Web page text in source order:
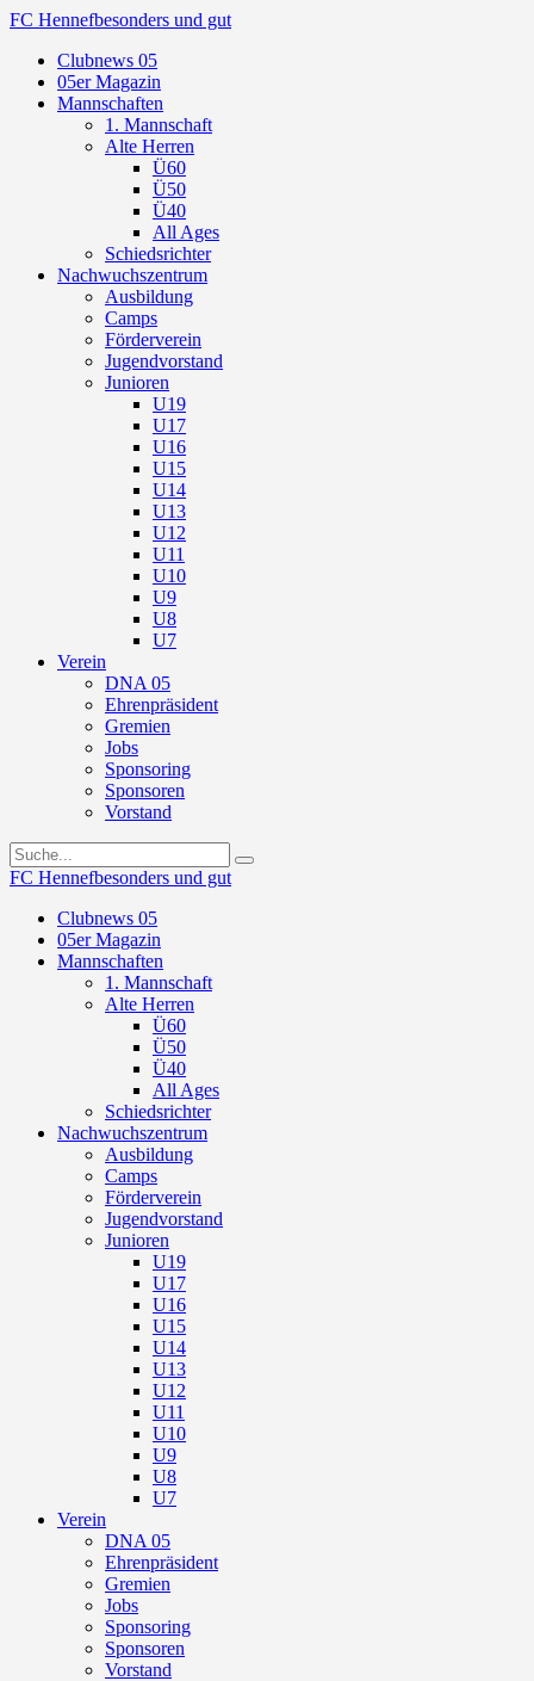
FC Hennefbesonders und gut
Clubnews 05
05er Magazin
Mannschaften
1. Mannschaft
Alte Herren
Ü60
Ü50
Ü40
All Ages
Schiedsrichter
Nachwuchszentrum
Ausbildung
Camps
Förderverein
Jugendvorstand
Junioren
U19
U17
U16
U15
U14
U13
U12
U11
U10
U9
U8
U7
Verein
DNA 05
Ehrenpräsident
Gremien
Jobs
Sponsoring
Sponsoren
Vorstand
FC Hennefbesonders und gut
Clubnews 05
05er Magazin
Mannschaften
1. Mannschaft
Alte Herren
Ü60
Ü50
Ü40
All Ages
Schiedsrichter
Nachwuchszentrum
Ausbildung
Camps
Förderverein
Jugendvorstand
Junioren
U19
U17
U16
U15
U14
U13
U12
U11
U10
U9
U8
U7
Verein
DNA 05
Ehrenpräsident
Gremien
Jobs
Sponsoring
Sponsoren
Vorstand